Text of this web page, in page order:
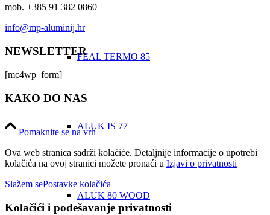
FEAL TERMO 85
ALUK IS 77
ALUK 80 WOOD
mob. +385 91 382 0860
info@mp-aluminij.hr
NEWSLETTER
[mc4wp_form]
KAKO DO NAS
Pomaknite se na vrh
Ova web stranica sadrži kolačiće. Detaljnije informacije o upotrebi
kolačića na ovoj stranici možete pronaći u Izjavi o privatnosti
Slažem sePostavke kolačića
Kolačići i podešavanje privatnosti